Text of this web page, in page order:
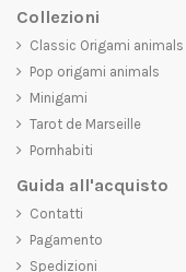
Collezioni
Classic Origami animals
Pop origami animals
Minigami
Tarot de Marseille
Pornhabiti
Guida all'acquisto
Contatti
Pagamento
Spedizioni